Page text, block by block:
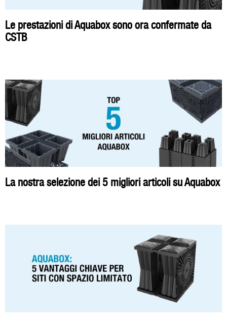
Le prestazioni di Aquabox sono ora confermate da
CSTB
La nostra selezione dei 5 migliori articoli su Aquabox